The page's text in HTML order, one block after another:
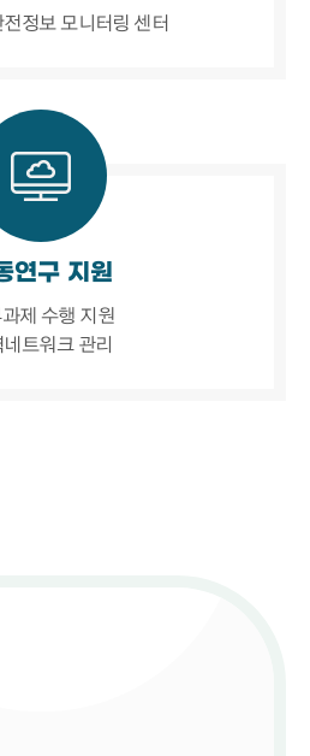
정보 모니터링 센터
연구 지원
제 수행 지원
트워크 관리